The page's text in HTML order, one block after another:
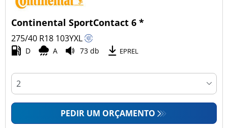
Continental SportContact 6 *
275/40 R18 103YXL
D A 73 db EPREL
PEDIR UM ORÇAMENTO